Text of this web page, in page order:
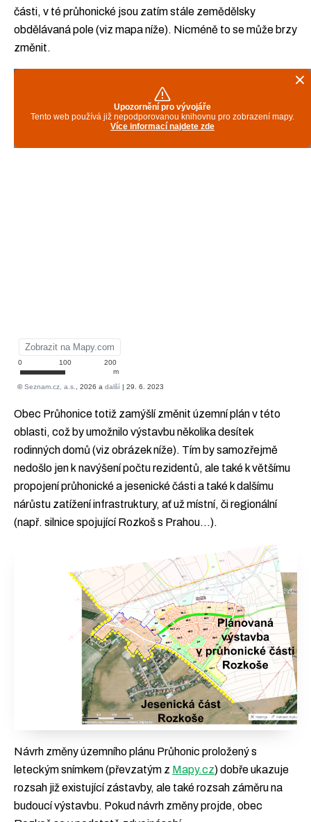
části, v té průhonické jsou zatím stále zemědělsky
obdělávaná pole (viz mapa níže). Nicméně to se může brzy
změnit.
Obec Průhonice totiž zamýšlí změnit územní plán v této
oblasti, což by umožnilo výstavbu několika desítek
rodinných domů (viz obrázek níže). Tím by samozřejmě
nedošlo jen k navýšení počtu rezidentů, ale také k většímu
propojení průhonické a jesenické části a také k dalšímu
nárůstu zatížení infrastruktury, ať už místní, či regionální
(např. silnice spojující Rozkoš s Prahou…).
Návrh změny územního plánu Průhonic proložený s
leteckým snímkem (převzatým z Mapy.cz) dobře ukazuje
rozsah již existující zástavby, ale také rozsah záměru na
budoucí výstavbu. Pokud návrh změny projde, obec